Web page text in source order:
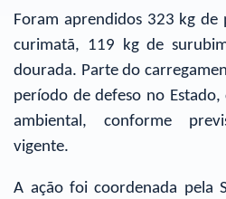
Foram aprendidos 323 kg
curimatã, 119 kg de
dourada. Parte do
período de defeso no
ambiental, conforme
vigente.
A ação foi coordenada pela